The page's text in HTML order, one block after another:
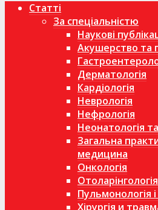
Статті
За спеціальністю
Наукові
Акушерство та
Дерматологія
Кардіологія
Неврологія
Нефрологія
Неонатологія
Загальна
медицина
Онкологія
Отоларінгологія
Пульмонологія
Хірургія и